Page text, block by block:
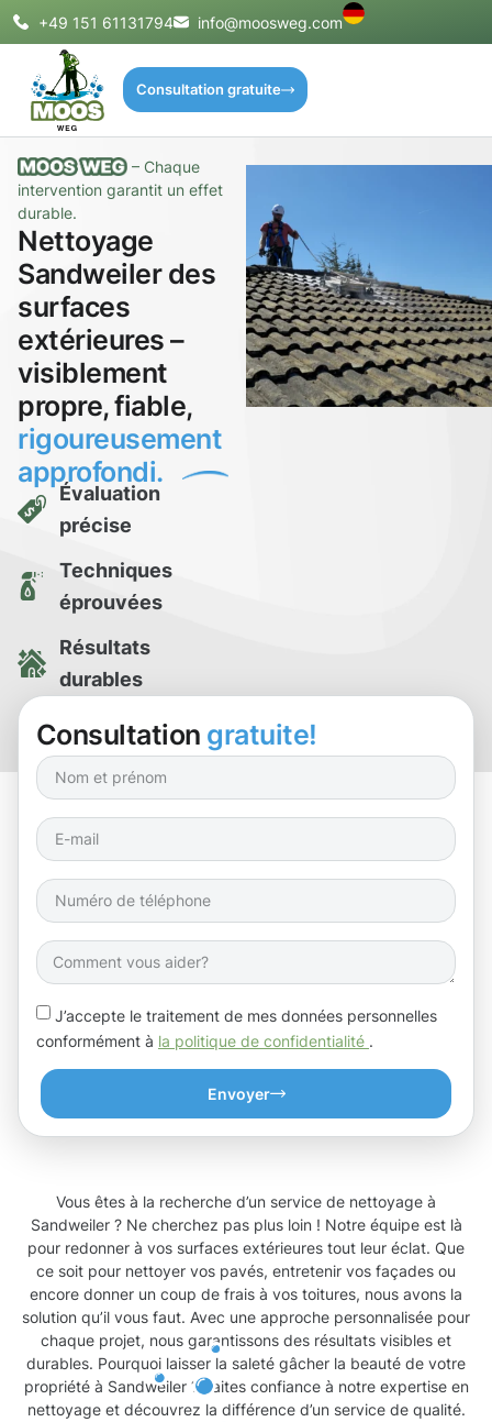
+49 151 61131794 info@moosweg.com
Consultation gratuite
– Chaque
intervention garantit un effet
durable.
Nettoyage
Sandweiler des
surfaces
extérieures –
visiblement
propre, fiable,
rigoureusement
approfondi.
Évaluation
précise
Techniques
éprouvées
Résultats
durables
Essai de
nettoyage gratuit
Consultation gratuite!
J’accepte le traitement de mes données personnelles
conformément à la politique de confidentialité
Envoyer
Vous êtes à la recherche d’un service de nettoyage à
Sandweiler ? Ne cherchez pas plus loin ! Notre équipe est là
pour redonner à vos surfaces extérieures tout leur éclat. Que
ce soit pour nettoyer vos pavés, entretenir vos façades ou
encore donner un coup de frais à vos toitures, nous avons la
solution qu’il vous faut. Avec une approche personnalisée pour
chaque projet, nous garantissons des résultats visibles et
durables. Pourquoi laisser la saleté gâcher la beauté de votre
propriété à Sandweiler ? Faites confiance à notre expertise en
nettoyage et découvrez la différence d’un service de qualité.